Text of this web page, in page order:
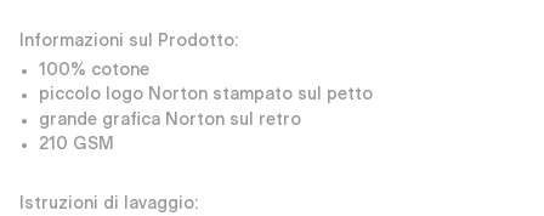
Informazioni sul Prodotto:
100% cotone
piccolo logo Norton stampato sul petto
grande grafica Norton sul retro
210 GSM
Istruzioni di lavaggio: